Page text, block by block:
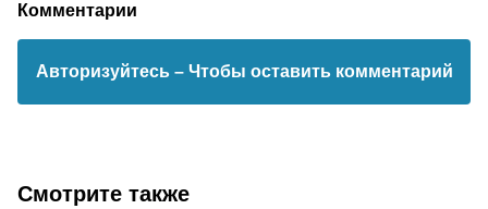
Комментарии
Авторизуйтесь – Чтобы оставить комментарий
Смотрите также